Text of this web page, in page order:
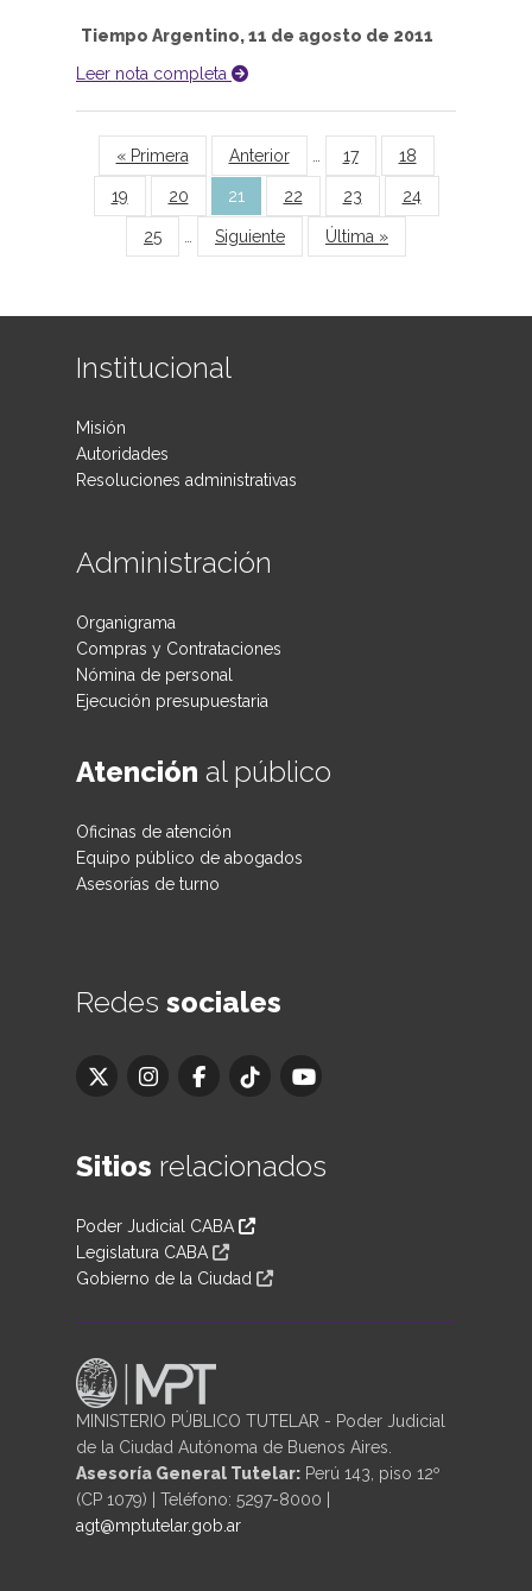
Tiempo Argentino, 11 de agosto de 2011
Leer nota completa
Páginas
« Primera Anterior 17 18
19 20 21 22 23 24
25 Siguiente Última »
Institucional
Misión
Autoridades
Resoluciones administrativas
Administración
Organigrama
Compras y Contrataciones
Nómina de personal
Ejecución presupuestaria
Atención al público
Oficinas de atención
Equipo público de abogados
Asesorías de turno
Redes sociales
Sitios relacionados
Poder Judicial CABA
Legislatura CABA
Gobierno de la Ciudad
MINISTERIO PÚBLICO TUTELAR - Poder Judicial
de la Ciudad Autónoma de Buenos Aires.
Asesoría General Tutelar: Perú 143, piso 12º
(CP 1079) | Teléfono: 5297-8000 |
agt@mptutelar.gob.ar